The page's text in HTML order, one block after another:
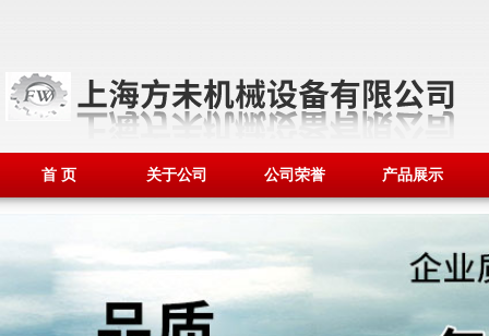
首 页 关于公司 公司荣誉 产品展示